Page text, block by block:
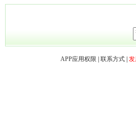
APP应用权限 联系方式| 发